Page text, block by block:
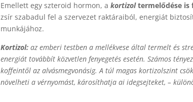
Emellett egy szteroid hormon, a kortizoltermelődése is
zsír szabadul fel a szervezet raktáraiból, energiát
munkájához.
Kortizol:az emberi testben a mellékvese által termelt és
energiát továbbít közvetlen fenyegetés esetén. Számos
koffeintől az alvásmegvonásig. A túl magas kortizolszint
növelheti a vérnyomást, károsíthatja ai idegsejteket, –